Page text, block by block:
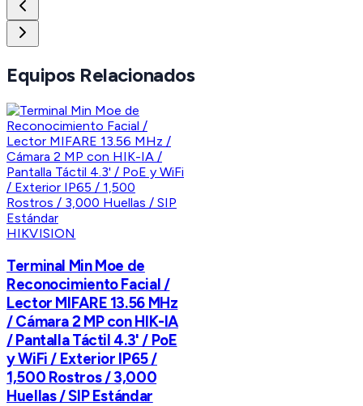
Equipos Relacionados
HIKVISION
Terminal Min Moe de
Reconocimiento Facial /
Lector MIFARE 13.56 MHz
/ Cámara 2 MP con HIK-IA
/ Pantalla Táctil 4.3' / PoE
y WiFi / Exterior IP65 /
1,500 Rostros / 3,000
Huellas / SIP Estándar